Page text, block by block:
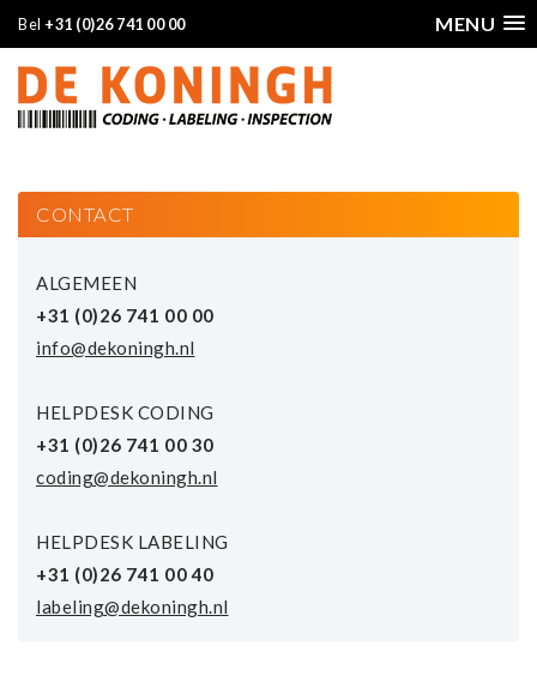
MENU
Bel +31 (0)26 741 00 00
CONTACT
ALGEMEEN
+31 (0)26 741 00 00
info@dekoningh.nl
HELPDESK CODING
+31 (0)26 741 00 30
coding@dekoningh.nl
HELPDESK LABELING
+31 (0)26 741 00 40
labeling@dekoningh.nl